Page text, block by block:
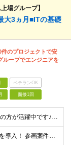
場グループ】
大3ヵ月■ITの基礎
のプロジェクトで安
ループでエンジニアを
ベテランOK
面接1回
《未経験者積極採用中！20代の方が活躍中です♪》 ◎約4割が実務未経験入社！ ■学歴・職歴は一切問いません！ ■第二新卒の方もお気軽にご相談ください♪ ■入社してから数年は、転勤の可能性があります
当社では【単価連動型給与】を導入！ 参画案件の契約単価に連動して給与が決定。 還元率は単価の【70％～80％】と東証プライム上場グループとして高水準です！（社会保険料・教育コスト含む） ■関東：月給